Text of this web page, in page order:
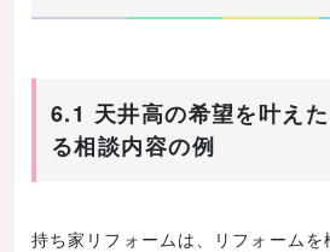
6.1 天井高の希望を叶え
る相談内容の例
持ち家リフォームは、リフォーム